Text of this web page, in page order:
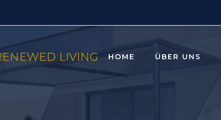
LIVING HOME ÜBER UNS